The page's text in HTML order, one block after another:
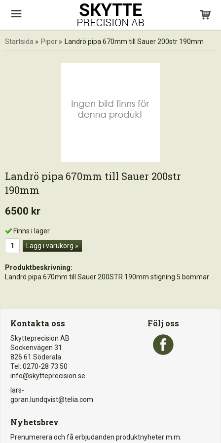
Startsida » Pipor » Landrö pipa 670mm till Sauer 200str 190mm
Landrö pipa 670mm till Sauer 200str
190mm
6500 kr
Finns i lager
Lägg i varukorg »
Produktbeskrivning:
Landrö pipa 670mm till Sauer 200STR 190mm stigning 5 bommar
Kontakta oss
Skytteprecision AB
Sockenvägen 31
826 61 Söderala
Tel: 0270-28 73 50
info@skytteprecision.se
lars-
goran.lundqvist@telia.com
Följ oss
Nyhetsbrev
Prenumerera och få erbjudanden produktnyheter m.m.